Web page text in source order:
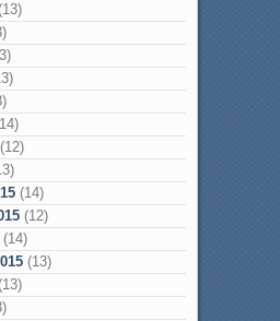
(14)
(12)
(13)